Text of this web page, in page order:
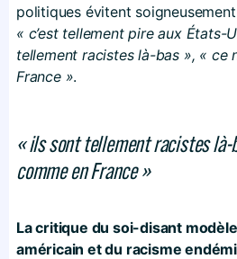
politiques évitent
« c’est tellement pire aux États-
tellement racistes là-bas », « ce
France ».
« ils sont tellement racistes là-
comme en France »
La critique du soi-disant
américain et du racisme